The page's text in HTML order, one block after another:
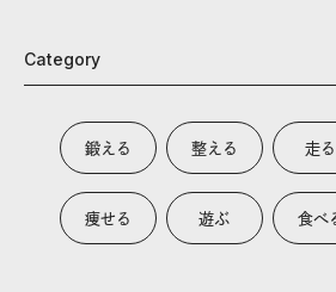
Category
鍛える 整える 走る
痩せる 遊ぶ 食べ